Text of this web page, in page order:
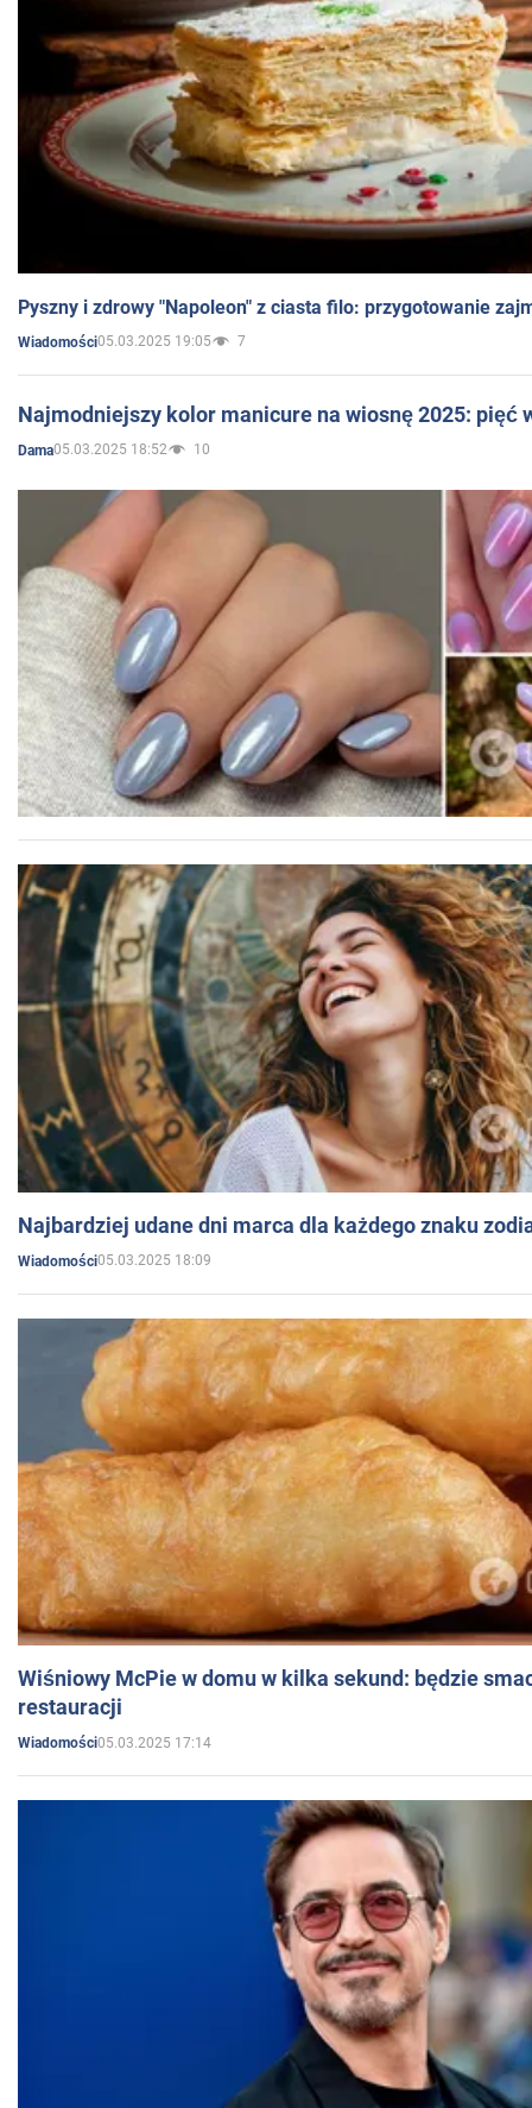
Pyszny i zdrowy "Napoleon" z ciasta filo: przygotowanie
Wiadomości05.03.2025 19:05 7
Najmodniejszy kolor manicure na wiosnę 2025: pięć
Dama05.03.2025 18:52 10
Najbardziej udane dni marca dla każdego znaku
Wiadomości05.03.2025 18:09
Wiśniowy McPie w domu w kilka sekund: będzie
restauracji
Wiadomości05.03.2025 17:14